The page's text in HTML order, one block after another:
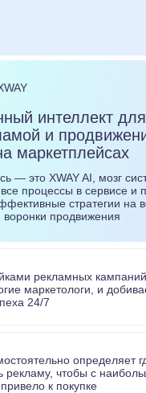
интеллект
и
маркетплейсах
— это XWAY AI, мозг
процессы в сервисе и
стратегии на
воронки продвижения
рекламных кампаний
маркетологи, и
24/7
определяет
рекламу, чтобы с
к покупке